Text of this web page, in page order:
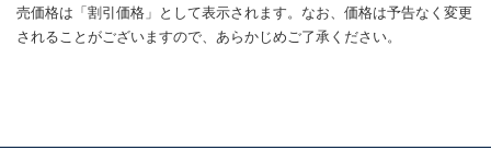
売価格は「割引価格」として表示されます。なお、価格は予告なく変更
されることがございますので、あらかじめご了承ください。